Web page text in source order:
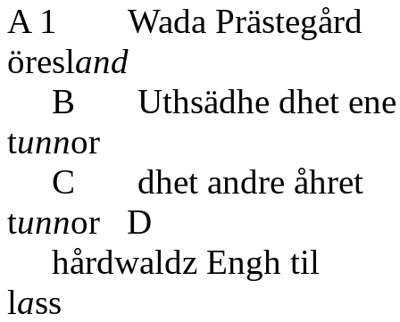
A 1 Wada
öresland
B Uthsädhe
tunnor
C dhet
tunnor D
hårdwaldz
lass